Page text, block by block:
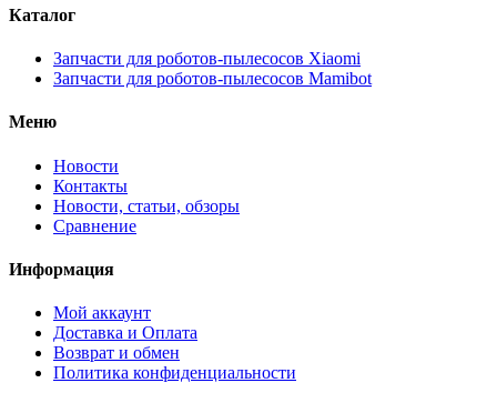
Каталог
Запчасти для роботов-пылесосов Xiaomi
Запчасти для роботов-пылесосов Mamibot
Меню
Новости
Контакты
Новости, статьи, обзоры
Сравнение
Информация
Мой аккаунт
Доставка и Оплата
Возврат и обмен
Политика конфиденциальности